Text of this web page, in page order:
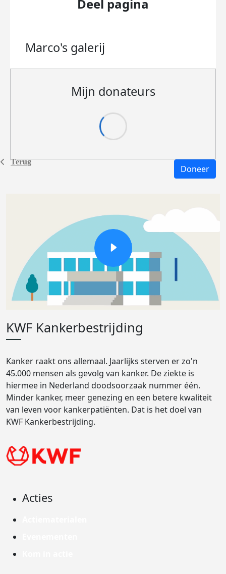
Terug
Deel pagina
Marco's galerij
Mijn donateurs
Doneer
KWF Kankerbestrijding
Kanker raakt ons allemaal. Jaarlijks sterven er zo'n
45.000 mensen als gevolg van kanker. De ziekte is
hiermee in Nederland doodsoorzaak nummer één.
Minder kanker, meer genezing en een betere kwaliteit
van leven voor kankerpatiënten. Dat is het doel van
KWF Kankerbestrijding.
Acties